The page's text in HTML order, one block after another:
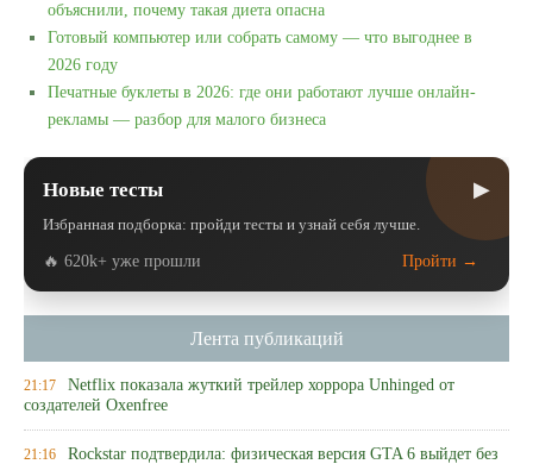
объяснили, почему такая диета опасна
Готовый компьютер или собрать самому — что выгоднее в
2026 году
Печатные буклеты в 2026: где они работают лучше онлайн-
рекламы — разбор для малого бизнеса
Новые тесты ▶
Избранная подборка: пройди тесты и узнай себя лучше.
🔥 620k+ уже прошли Пройти →
Лента публикаций
21:17 Netflix показала жуткий трейлер хоррора Unhinged от
создателей Oxenfree
21:16 Rockstar подтвердила: физическая версия GTA 6 выйдет без